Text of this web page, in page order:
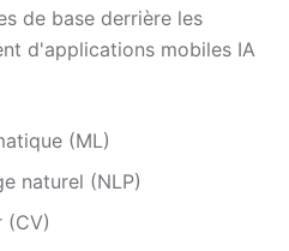
de base derrière les
d'applications mobiles IA
(ML)
naturel (NLP)
(CV)